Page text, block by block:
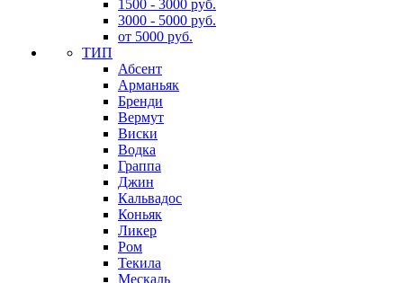
1500 - 3000 руб.
3000 - 5000 руб.
от 5000 руб.
ТИП
Абсент
Арманьяк
Бренди
Вермут
Виски
Водка
Граппа
Джин
Кальвадос
Коньяк
Ликер
Ром
Текила
Мескаль